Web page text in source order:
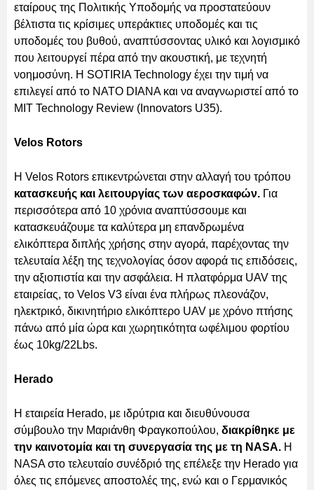
εταίρους της Πολιτικής Υποδομής να προστατεύουν
βέλτιστα τις κρίσιμες υπεράκτιες υποδομές και τις
υποδομές του βυθού, αναπτύσσοντας υλικό και λογισμικό
που λειτουργεί πέρα από την ακουστική, με τεχνητή
νοημοσύνη. Η SOTIRIA Technology έχει την τιμή να
επιλεγεί από το ΝΑΤΟ DIANA και να αναγνωριστεί από το
MIT Technology Review (Innovators U35).
Velos Rotors
Η Velos Rotors επικεντρώνεται στην αλλαγή του τρόπου
κατασκευής και λειτουργίας των αεροσκαφών. Για
περισσότερα από 10 χρόνια αναπτύσσουμε και
κατασκευάζουμε τα καλύτερα μη επανδρωμένα
ελικόπτερα διπλής χρήσης στην αγορά, παρέχοντας την
τελευταία λέξη της τεχνολογίας όσον αφορά τις επιδόσεις,
την αξιοπιστία και την ασφάλεια. Η πλατφόρμα UAV της
εταιρείας, το Velos V3 είναι ένα πλήρως πλεονάζον,
ηλεκτρικό, δικινητήριο ελικόπτερο UAV με χρόνο πτήσης
πάνω από μία ώρα και χωρητικότητα ωφέλιμου φορτίου
έως 10kg/22Lbs.
Herado
Η εταιρεία Herado, με ιδρύτρια και διευθύνουσα
σύμβουλο την Μαριάνθη Φραγκοπούλου, διακρίθηκε με
την καινοτομία και τη συνεργασία της με τη NASA. Η
NASA στο τελευταίο συνέδριό της επέλεξε την Herado για
όλες τις επόμενες αποστολές της, ενώ και ο Γερμανικός